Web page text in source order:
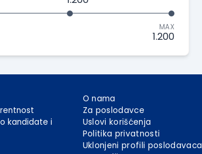
MAX
1.200
kandidate i
O nama
Za poslodavce
Uslovi korišćenja
Politika privatnosti
Uklonjeni profili poslodavaca